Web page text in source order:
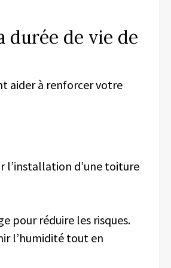
durée de vie de
aider à renforcer votre
l’installation d’une toiture
pour réduire les risques.
l’humidité tout en